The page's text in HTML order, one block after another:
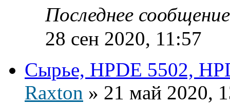
Последнее
28 сен 2020, 11:57
Сырье, HPDE 5502,
Raxton » 21 май 2020,